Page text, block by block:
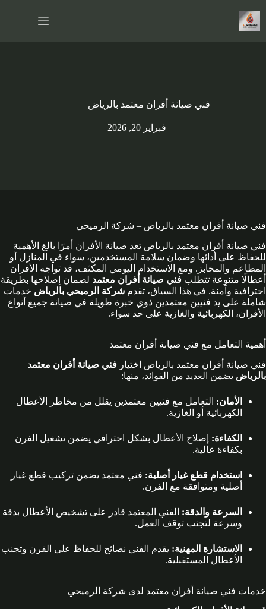
المحتوى
فني صيانة أفران معتمد بالرياض
فبراير 20, 2026
فني صيانة أفران معتمد بالرياض – شركة الرميحي
فني صيانة أفران معتمد بالرياض تعد صيانة الأفران أمرًا بالغ الأهمية
للحفاظ على أدائها وضمان سلامة المستخدمين، سواء في المنازل أو
المطاعم والمخابز. ومع الاستخدام اليومي المكثف، قد تواجه الأفران
أعطالًا متنوعة تتطلب فني صيانة أفران معتمد لضمان إصلاحها بطريقة
احترافية وآمنة. في هذا السياق، تقدم شركة الرميحي بالرياض خدمات
شاملة على يد فنيين معتمدين ذوي خبرة طويلة في صيانة جميع أنواع
الأفران، الكهربائية والغازية على حد سواء.
أهمية التعامل مع فني صيانة أفران معتمد
فني صيانة أفران معتمد بالرياض اختيار فني صيانة أفران معتمد
بالرياض يضمن العديد من الفوائد، منها:
الأمان: التعامل مع فنيين معتمدين يقلل من مخاطر الأعطال
الكهربائية أو الغازية.
الكفاءة: إصلاح الأعطال بشكل احترافي يضمن تشغيل الفرن
بكفاءة عالية.
استخدام قطع غيار أصلية: فني معتمد يضمن تركيب قطع غيار
أصلية ومتوافقة مع الفرن.
السرعة والدقة: الفني المعتمد قادر على تشخيص الأعطال بدقة
وسرعة لتجنب توقف العمل.
الاستشارة المهنية: يقدم الفني نصائح للحفاظ على الفرن وتجنب
الأعطال المستقبلية.
خدمات فني صيانة أفران معتمد لدى شركة الرميحي